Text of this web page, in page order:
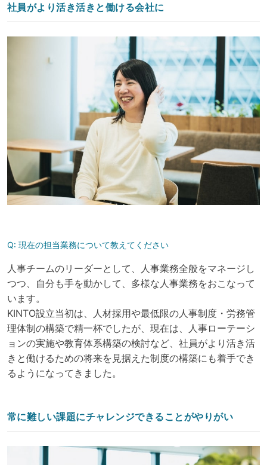
社員がより活き活きと働ける会社に
Q: 現在の担当業務について教えてください
人事チームのリーダーとして、人事業務全般をマネージし
つつ、自分も手を動かして、多様な人事業務をおこなって
います。
KINTO設立当初は、人材採用や最低限の人事制度・労務管
理体制の構築で精一杯でしたが、現在は、人事ローテーシ
ョンの実施や教育体系構築の検討など、社員がより活き活
きと働けるための将来を見据えた制度の構築にも着手でき
るようになってきました。
常に難しい課題にチャレンジできることがやりがい